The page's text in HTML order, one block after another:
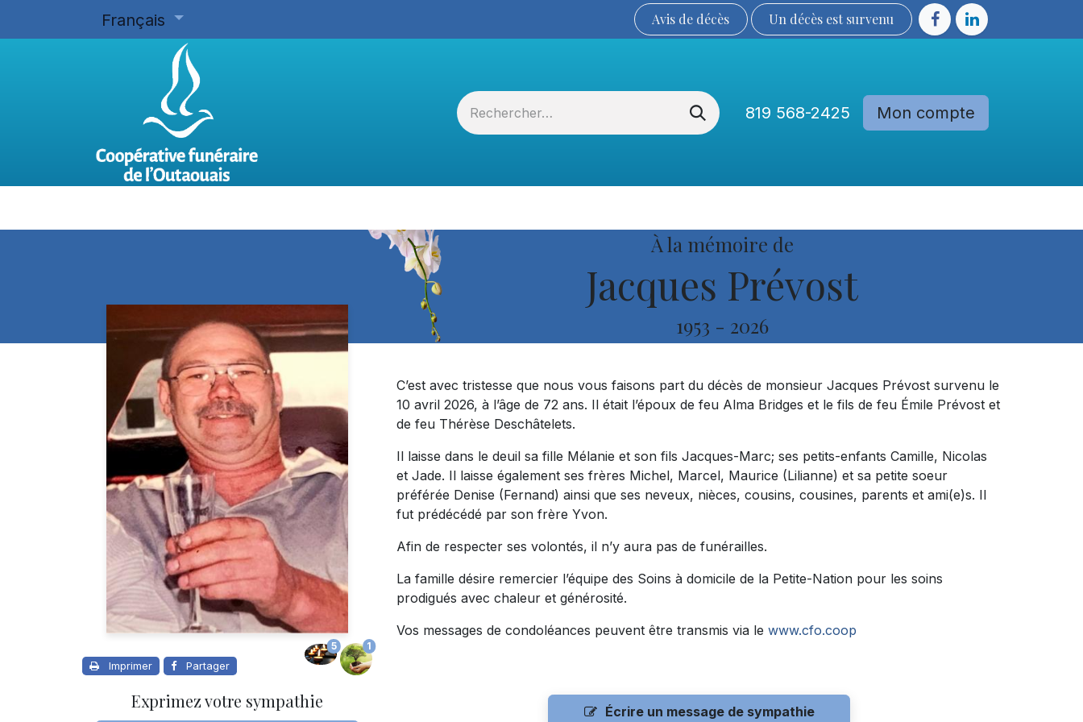
Français Avis de décès Un décès est sur​​​​​​​​ve​nu​​​​​​​​​​
819 568-2425 Mon compte
À la mémoire de
Jacques Prévost
1953 - 2026
Imprimer Partager
5 1
Exprimez votre sympathie
C’est avec tristesse que nous vous faisons part du décès de monsieur Jacques Prévost survenu le
10 avril 2026, à l’âge de 72 ans. Il était l’époux de feu Alma Bridges et le fils de feu Émile Prévost et
de feu Thérèse Deschâtelets.
Il laisse dans le deuil sa fille Mélanie et son fils Jacques-Marc; ses petits-enfants Camille, Nicolas
et Jade. Il laisse également ses frères Michel, Marcel, Maurice (Lilianne) et sa petite soeur
préférée Denise (Fernand) ainsi que ses neveux, nièces, cousins, cousines, parents et ami(e)s. Il
fut prédécédé par son frère Yvon.
Afin de respecter ses volontés, il n’y aura pas de funérailles.
La famille désire remercier l’équipe des Soins à domicile de la Petite-Nation pour les soins
prodigués avec chaleur et générosité.
Vos messages de condoléances peuvent être transmis via le www.cfo.coop
Écrire un message de sympathie